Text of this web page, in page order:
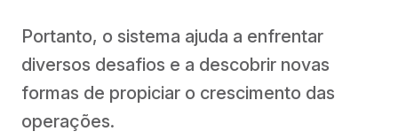
Portanto, o sistema ajuda a enfrentar
diversos desafios e a descobrir novas
formas de propiciar o crescimento das
operações.